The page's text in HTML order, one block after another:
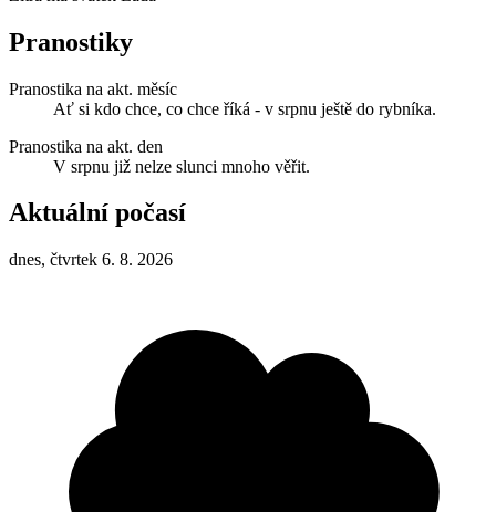
Pranostiky
Pranostika na akt. měsíc
Ať si kdo chce, co chce říká - v srpnu ještě do rybníka.
Pranostika na akt. den
V srpnu již nelze slunci mnoho věřit.
Aktuální počasí
dnes, čtvrtek 6. 8. 2026